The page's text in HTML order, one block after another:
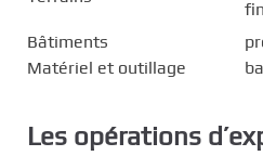
Bâtiments
Matériel et outillage
Les opérations